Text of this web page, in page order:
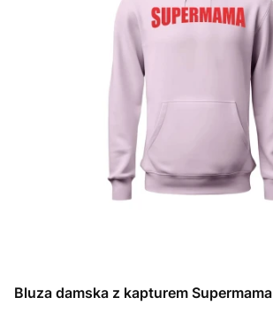
Bluza damska z kapturem Supermama